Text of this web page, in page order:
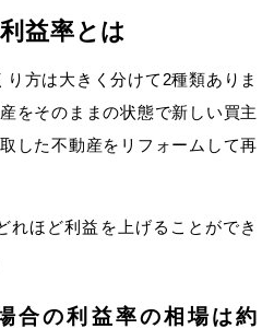
益率とは
方は大きく分けて2種類ありま
をそのままの状態で新しい買主
した不動産をリフォームして再
れほど利益を上げることができ
合の利益率の相場は約